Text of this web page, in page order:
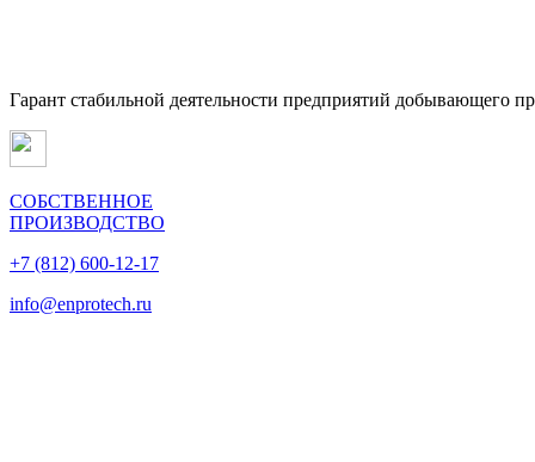
Гарант стабильной деятельности предприятий добывающего
СОБСТВЕННОЕ
ПРОИЗВОДСТВО
+7 (812) 600-12-17
info@enprotech.ru